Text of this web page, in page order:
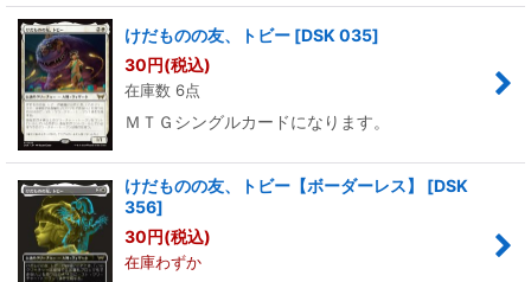
けだものの友、トビー [DSK 035]
30円(税込)
在庫数 6点
ＭＴＧシングルカードになります。
けだものの友、トビー【ボーダーレス】 [DSK
356]
30円(税込)
在庫わずか